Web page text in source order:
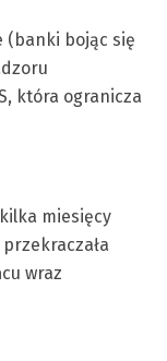
(banki bojąc się
która ogranicza
miesięcy
wraz